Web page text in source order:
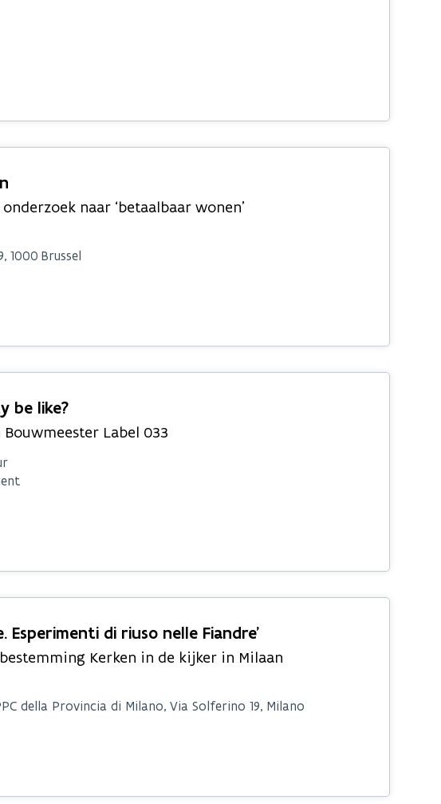
naar ‘betaalbaar wonen’
1000 Brussel
be like?
Label 033
Esperimenti di riuso nelle Fiandre’
Kerken in de kijker in Milaan
della Provincia di Milano, Via Solferino 19, Milano